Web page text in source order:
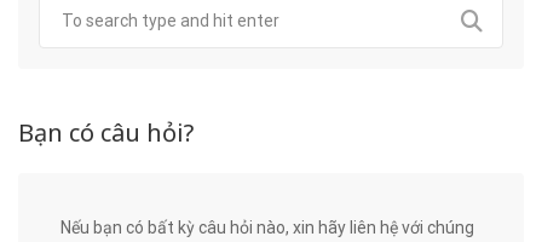
Bạn có câu hỏi?
Nếu bạn có bất kỳ câu hỏi nào, xin hãy liên hệ với chúng